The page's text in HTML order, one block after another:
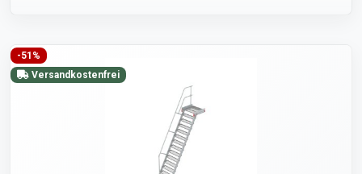
-51%
Versandkostenfrei